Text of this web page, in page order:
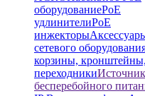
оборудованиеPoE
удлинителиPoE
инжекторы
сетевого
корзины, кронштейны,
переходники
бесперебойного